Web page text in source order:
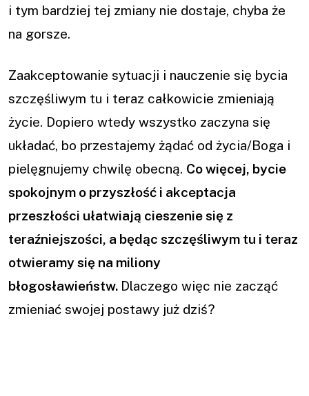
i tym bardziej tej zmiany nie dostaje, chyba że
na gorsze.
Zaakceptowanie sytuacji i nauczenie się bycia
szczęśliwym tu i teraz całkowicie zmieniają
życie. Dopiero wtedy wszystko zaczyna się
układać, bo przestajemy żądać od życia/Boga i
pielęgnujemy chwilę obecną. Co więcej, bycie
spokojnym o przyszłość i akceptacja
przeszłości ułatwiają cieszenie się z
teraźniejszości, a będąc szczęśliwym tu i teraz
otwieramy się na miliony
błogosławieństw. Dlaczego więc nie zacząć
zmieniać swojej postawy już dziś?